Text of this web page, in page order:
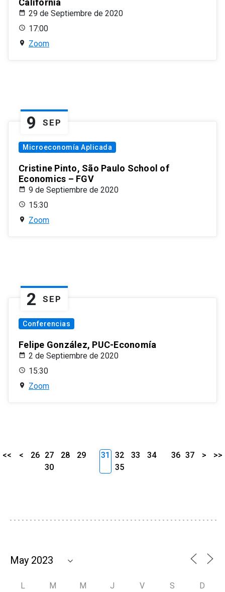
California
29 de Septiembre de 2020
17:00
Zoom
9 SEP
Microeconomía Aplicada
Cristine Pinto, São Paulo School of
Economics – FGV
9 de Septiembre de 2020
15:30
Zoom
2 SEP
Conferencias
Felipe González, PUC-Economía
2 de Septiembre de 2020
15:30
Zoom
<< < 26 27 28
29
30
31 32 33
34
35
36 37 > >>
L M M J V S D